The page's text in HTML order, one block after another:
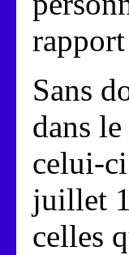
Sans
dans
celui-
juillet
celles